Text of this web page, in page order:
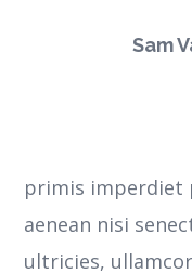
Sam
primis
aenean nisi
ultricies,